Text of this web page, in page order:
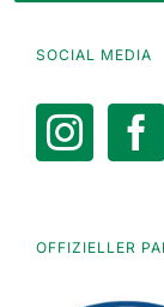
SOCIAL MEDIA
OFFIZIELLER